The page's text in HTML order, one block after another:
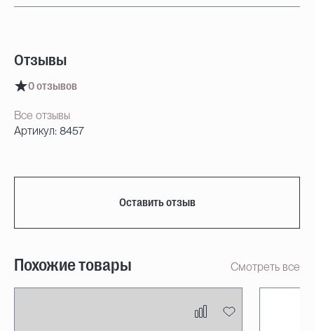
Отзывы
0 отзывов
Все отзывы
Артикул: 8457
Оставить отзыв
Похожие товары Смотреть все